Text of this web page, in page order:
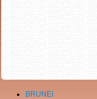
BRUNEI